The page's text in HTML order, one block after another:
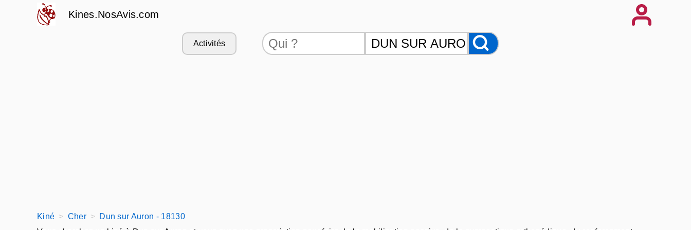
Kines.NosAvis.com
Activités
Kiné Cher Dun sur Auron - 18130